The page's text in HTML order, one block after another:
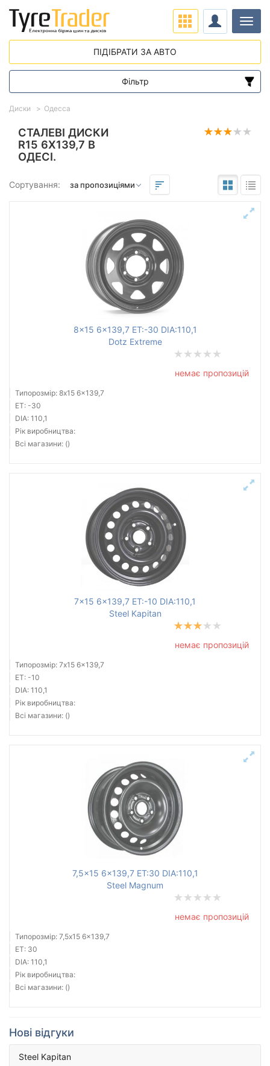
СТАЛЕВІ ДИСКИ
R15 6X139,7 В
ОДЕСІ.
Сортування:
8x15 6x139,7 ET:-30 DIA:110,1
Dotz Extreme
немає пропозицій
Типорозмір: 8x15 6x139,7
ET: -30
DIA: 110,1
Рік виробництва:
Всі магазини: ()
7x15 6x139,7 ET:-10 DIA:110,1
Steel Kapitan
немає пропозицій
Типорозмір: 7x15 6x139,7
ET: -10
DIA: 110,1
Рік виробництва:
Всі магазини: ()
7,5x15 6x139,7 ET:30 DIA:110,1
Steel Magnum
немає пропозицій
Типорозмір: 7,5x15 6x139,7
ET: 30
DIA: 110,1
Рік виробництва:
Всі магазини: ()
Нові відгуки
Steel Kapitan
Диски Одесса
ПІДІБРАТИ ЗА АВТО
Фільтр
Діапазон цін
від
Підбір за параметрами
до
до
Тип диска